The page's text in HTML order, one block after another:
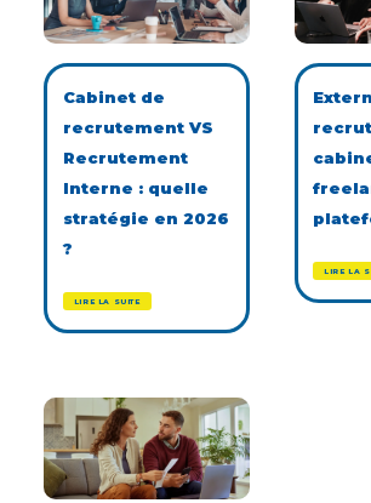
Cabinet de
recrutement VS
Recrutement
Interne : quelle
stratégie en 2026
?
LIRE LA SUITE
LIRE LA